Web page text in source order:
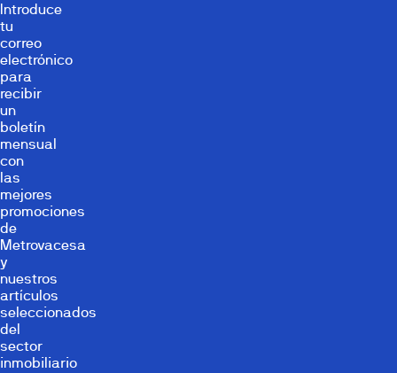
Introduce
tu
correo
electrónico
para
recibir
un
boletín
mensual
con
las
mejores
promociones
de
Metrovacesa
y
nuestros
artículos
seleccionados
del
sector
inmobiliario